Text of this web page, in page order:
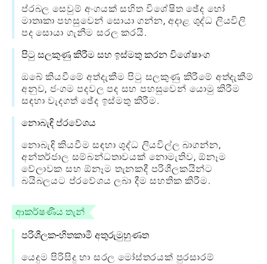
ප්රබල සෙවුම් අංගයක් සහිත විශේෂිත ඡේද හෝ
මාතෘකා පහසුවෙන් සොයා ගන්න, අදාළ ශුද්ධ ලියවිලි
පද සොයා ගැනීම සරල කරයි.
පිටු සලකුණු කිරීම සහ ඉස්මතු කරන විශේෂාංග
ඔබේ කියවීමේ අත්දැකීම පිටු සලකුණු කිරීමේ අත්දැකීම්
අනුව, ජංගම පදවල පද සහ පහසුවෙන් යොමු කිරීම
සඳහා වැදගත් ඡේද ඉස්මතු කිරීම.
නොබැඳි ප්රවේශය
නොබැඳි කියවීම සඳහා ශුද්ධ ලියවිල්ල බාගන්න,
අන්තර්ජාල සම්බන්ධතාවයක් නොමැතිව, ඕනෑම
වේලාවක සහ ඕනෑම තැනකදී පරිශීලකයින්ට
බයිබලයට ප්රවේශය ලබා දීම සහතික කිරීම.
ආකර්ෂණීය තැන්
පරිශීලක-හිතකාමී අතුරුමුහුණත
යෙදුම පිරිසිදු හා සරල මෝස්තරයක් පුරසාරම්